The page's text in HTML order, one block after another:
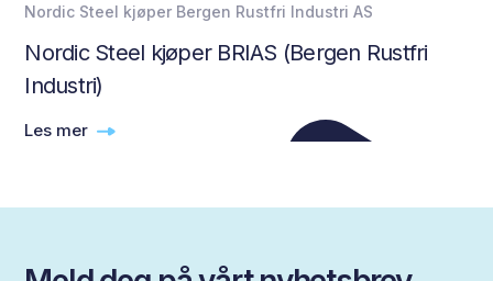
Nordic Steel kjøper Bergen Rustfri Industri AS
Nordic Steel kjøper BRIAS (Bergen Rustfri
Industri)
Les mer